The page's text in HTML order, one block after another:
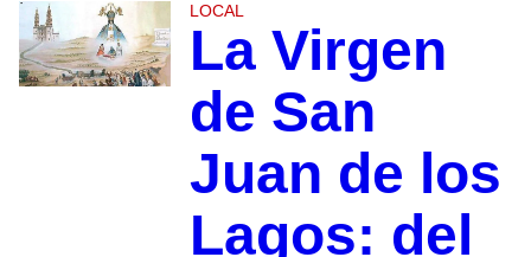
LOCAL
La Virgen
de San
Juan de los
Lagos: del